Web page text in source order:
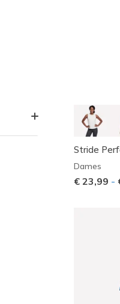
Stride
Dames
€ 23,99 -